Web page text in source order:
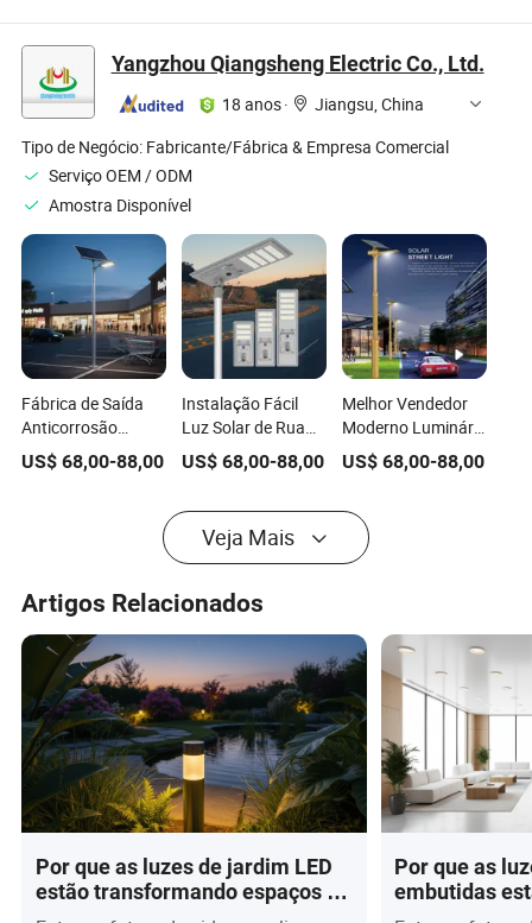
Yangzhou Qiangsheng Electric Co., Ltd.
18 anos·
Jiangsu, China
Tipo de Negócio: Fabricante/Fábrica & Empresa Comercial
Serviço OEM / ODM
Amostra Disponível
Fábrica de Saída
Anticorrosão
Luminária Solar de
Design Moderno
US$68,00-88,00
Instalação Fácil
Luz Solar de Rua
Ajustável de Alta
Qualidade para
US$ 68,00-88,00
Melhor Vendedor
Moderno Luminária
Solar LED para
Jardim de Rua ao
Economizadora de
Energia para Vila
US$ 68,00-88,00
Veja Mais
Artigos Relacionados
Por que as luzes de jardim LED
estão transformando espaços ao
ar livre em 2026? A
Por que as
embutidas
os espaços